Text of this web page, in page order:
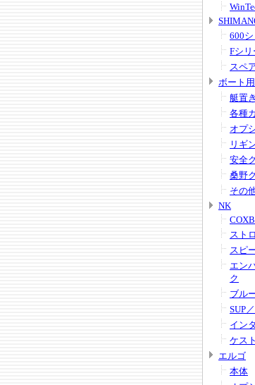
600
Fシ
スペ
ボート
艇置
各種
オプ
リギ
安全
桑野
その
NK
スト
スピ
エン
ク
ブル
SUP
イン
ケス
エルゴ
本体